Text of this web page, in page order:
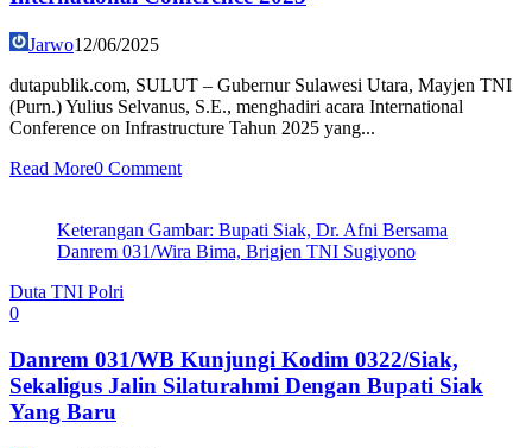
Jarwo12/06/2025
dutapublik.com, SULUT – Gubernur Sulawesi Utara, Mayjen TNI
(Purn.) Yulius Selvanus, S.E., menghadiri acara International
Conference on Infrastructure Tahun 2025 yang...
Read More0 Comment
Keterangan Gambar: Bupati Siak, Dr. Afni Bersama
Danrem 031/Wira Bima, Brigjen TNI Sugiyono
Duta TNI Polri
0
Danrem 031/WB Kunjungi Kodim 0322/Siak,
Sekaligus Jalin Silaturahmi Dengan Bupati Siak
Yang Baru